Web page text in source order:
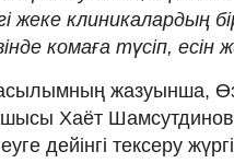
клиникалардың
комаға түсіп,
жазуынша,
Хаёт
дейінгі тексеру